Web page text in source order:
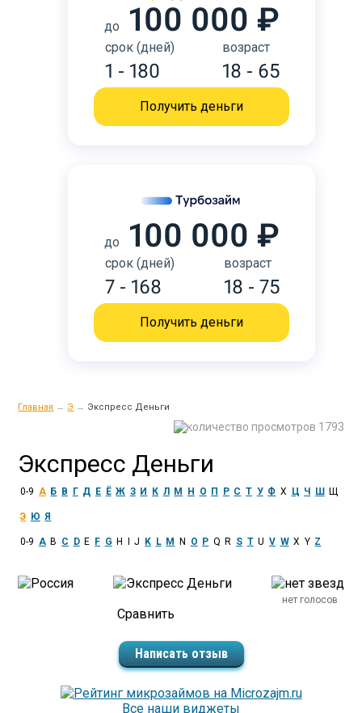
до 100 000 ₽
срок (дней)
1 - 180
возраст
18 - 65
Получить деньги
до 100 000 ₽
срок (дней)
7 - 168
возраст
18 - 75
Получить деньги
Главная → Э → Экспресс Деньги
1793
Экспресс Деньги
0-9 А Б В Г Д Е Ё Ж З И К Л М Н О П Р С Т У Ф Х Ц Ч Ш Щ
Э Ю Я
0-9 A B C D E F G H J K L M N O P Q R S T U V W X Y Z
нет голосов
Написать отзыв
Все наши виджеты